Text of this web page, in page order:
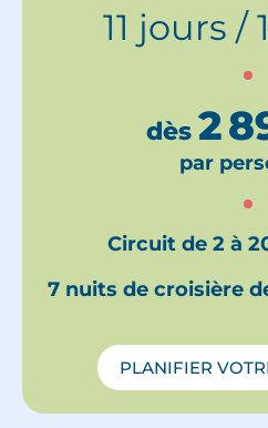
11 jours /
dès 2
par
Circuit de 2 à
7 nuits de croisière
PLANIFIER